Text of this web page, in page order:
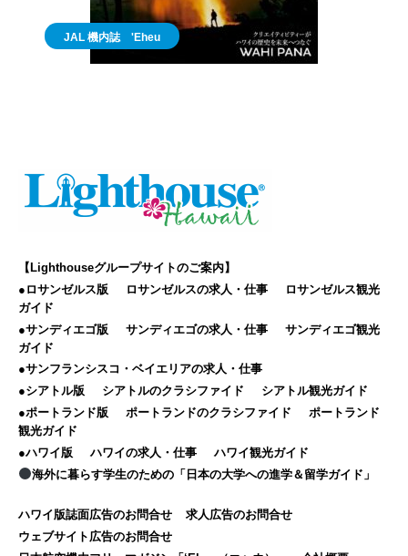
JAL 機内誌 'Eheu
【Lighthouseグループサイトのご案内】
●ロサンゼルス版
ロサンゼルスの求人・仕事
ロサンゼルス観光
ガイド
●サンディエゴ版
サンディエゴの求人・仕事
サンディエゴ観光
ガイド
●サンフランシスコ・ベイエリアの求人・仕事
●シアトル版
シアトルのクラシファイド
シアトル観光ガイド
●ポートランド版
ポートランドのクラシファイド
ポートランド
観光ガイド
●ハワイ版
ハワイの求人・仕事
ハワイ観光ガイド
海外に暮らす学生のための「日本の大学への進学＆留学ガイド」
ハワイ版誌面広告のお問合せ
求人広告のお問合せ
ウェブサイト広告のお問合せ